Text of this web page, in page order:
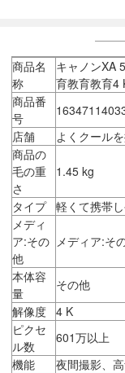
商品名
称
キャノンXA
育教育教育4
商品番
号
店舗
よくクール
商品の
毛の重
さ
1.45 kg
タイプ 軽くて携帯
メディ
ア:その
他
メディア:そ
本体容
量
その他
解像度
4 K
ピクセ
ル数
601万以上
機能
夜間撮影、